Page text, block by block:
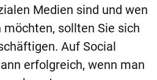
Medien sind und wen
sollten Sie sich
Auf Social
erfolgreich, wenn man